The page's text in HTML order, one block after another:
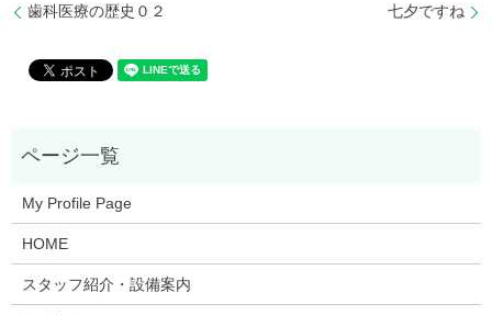
歯科医療の歴史０２ 七夕ですね
My Profile Page
HOME
スタッフ紹介・設備案内